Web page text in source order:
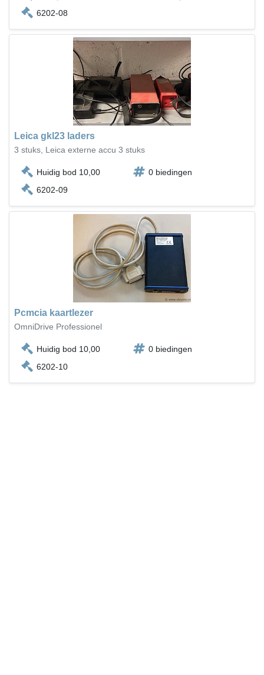
6202-08
Leica gkl23 laders
3 stuks, Leica externe accu 3 stuks
Huidig bod 10,00
0 biedingen
6202-09
Pcmcia kaartlezer
OmniDrive Professionel
Huidig bod 10,00
0 biedingen
6202-10